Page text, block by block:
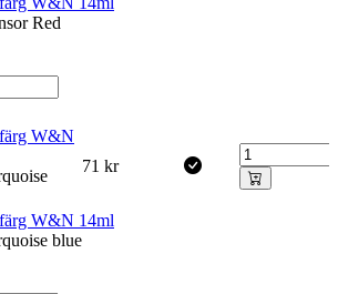
Red
W&N
71 kr
W&N 14ml
blue